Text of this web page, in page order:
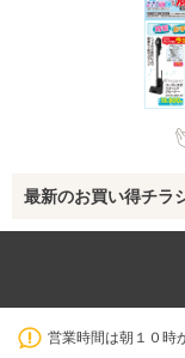
最新のお買い得チラ
営業時間は朝１０時